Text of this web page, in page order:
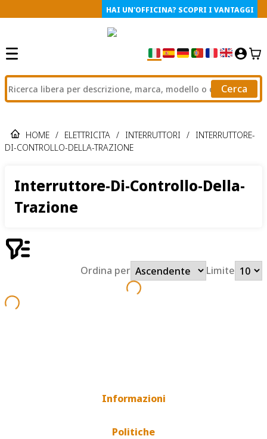
HAI UN'OFFICINA? SCOPRI I VANTAGGI
Cerca
HOME / ELETTRICITA / INTERRUTTORI / INTERRUTTORE-
DI-CONTROLLO-DELLA-TRAZIONE
Interruttore-Di-Controllo-Della-
Trazione
Ordina per Limite
Informazioni
Politiche